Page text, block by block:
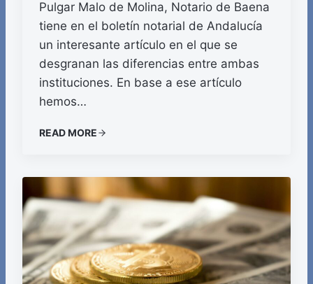
Pulgar Malo de Molina, Notario de Baena
tiene en el boletín notarial de Andalucía
un interesante artículo en el que se
desgranan las diferencias entre ambas
instituciones. En base a ese artículo
hemos…
READ MORE